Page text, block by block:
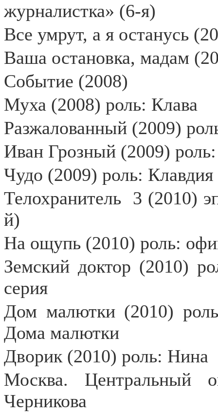
журналистка» (6-я)
Все умрут, а я останусь
Ваша остановка, мадам
Событие (2008)
Муха (2008) роль: Клава
Разжалованный (2009)
Иван Грозный (2009)
Чудо (2009) роль:
Телохранитель 3 (2010)
й)
На ощупь (2010) роль:
Земский доктор (2010)
серия
Дом малютки (2010)
Дома малютки
Дворик (2010) роль: Нина
Москва. Центральный
Черникова